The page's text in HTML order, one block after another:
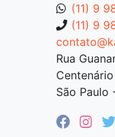
(11) 9
(11) 9
Rua
São Paulo